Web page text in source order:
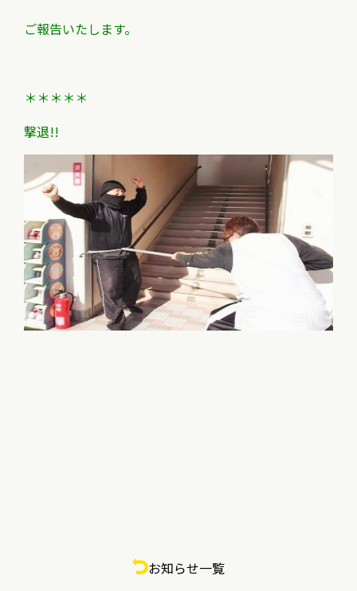
ご報告いたします。
＊＊＊＊＊
撃退!!
お知らせ一覧